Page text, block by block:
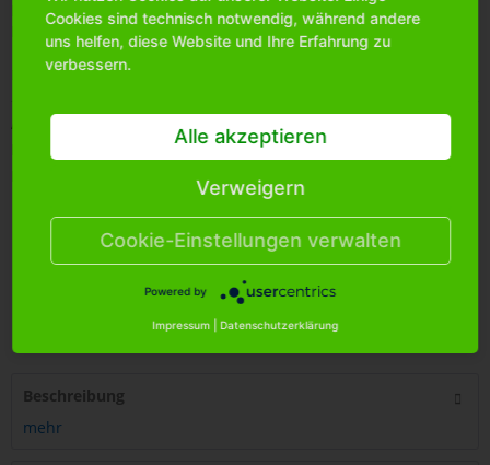
Bittemelden Sie sich an, um mehr Informationen über das
Produkt zu erhalten.
Merken
Artikel-Nr.:
80
48
250255 431111
Beschreibung
mehr
Cookies sind technisch notwendig, während andere
uns helfen, diese Website und Ihre Erfahrung zu
verbessern.
Alle akzeptieren
Verweigern
Cookie-Einstellungen verwalten
Powered by
Impressum Datenschutzerklärung